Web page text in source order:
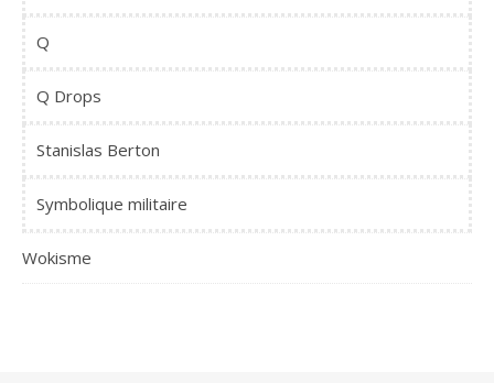
Q
Q Drops
Stanislas Berton
Symbolique militaire
Wokisme